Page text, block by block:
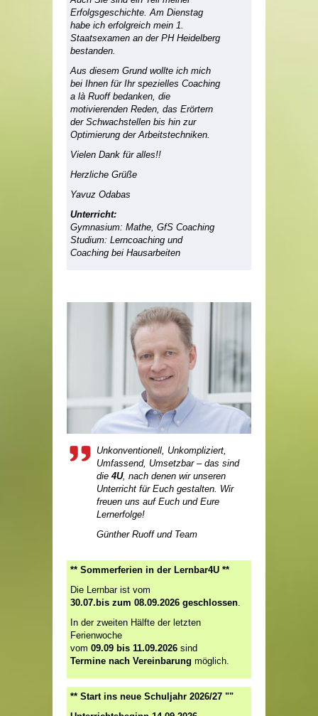
Erfolgsgeschichte. Am Dienstag
habe ich erfolgreich mein 1.
Staatsexamen an der PH Heidelberg
bestanden.
Aus diesem Grund wollte ich mich
bei Ihnen für Ihr spezielles Coaching
a là Ruoff bedanken, die
motivierenden Reden, das Erörtern
der Schwachstellen bis hin zur
Optimierung der Arbeitstechniken.
Vielen Dank für alles!!
Herzliche Grüße
Yavuz Odabas
Unterricht:
Gymnasium: Mathe, GfS Coaching
Studium: Lerncoaching und
Coaching bei Hausarbeiten
Unkonventionell, Unkompliziert,
Umfassend, Umsetzbar – das sind
die 4U, nach denen wir unseren
Unterricht für Euch gestalten. Wir
freuen uns auf Euch und Eure
Lernerfolge!
Günther Ruoff und Team
** Sommerferien in der Lernbar4U **
Die Lernbar ist vom
30.07.bis zum 08.09.2026 geschlossen.
In der zweiten Hälfte der letzten
Ferienwoche
vom 09.09 bis 11.09.2026 sind
Termine nach Vereinbarung möglich.
** Start ins neue Schuljahr 2026/27 ""